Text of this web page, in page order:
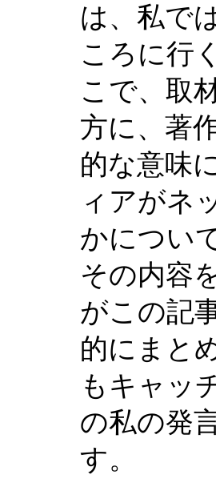
は、私で
ころに行
こで、取
方に、著
的な意味
ィアがネ
かについ
その内容
がこの記
的にまと
もキャッ
の私の発
す。